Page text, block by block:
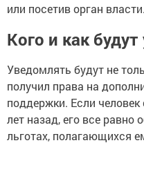
или посетив орган власти.
Кого и как
Уведомлять будут не
получил права на
поддержки. Если
лет назад, его все равно
льготах, полагающихся